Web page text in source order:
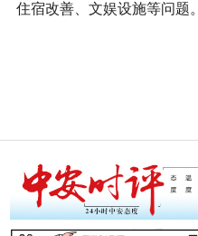
住宿改善、文娱设施等问题。